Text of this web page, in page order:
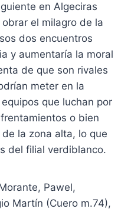
en Algeciras
el milagro de la
dos encuentros
y aumentaría la moral
de que son rivales
meter en la
que luchan por
o bien
la zona alta, lo que
del filial verdiblanco.
Pawel,
Martín (Cuero m.74),